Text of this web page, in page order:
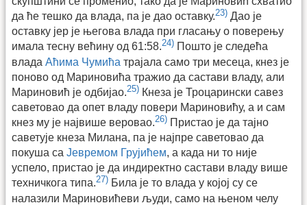
да ће тешко да влада, па је дао оставку.23) Дао је
оставку јер је његова влада при гласању о поверењу
имала тесну већину од 61:58.24) Пошто је следећа
влада Аћима Чумића трајала само три месеца, кнез је
поново од Мариновића тражио да састави владу, али
Мариновић је одбијао.25) Кнеза је Троцарински савез
саветовао да опет владу повери Мариновићу, а и сам
кнез му је највише веровао.26) Пристао је да тајно
саветује кнеза Милана, па је најпре саветовао да
покуша са Јевремом Грујићем, а када ни то није
успело, пристао је да индиректно састави владу више
техничкога типа.27) Била је то влада у којој су се
налазили Мариновићеви људи, само на њеном челу